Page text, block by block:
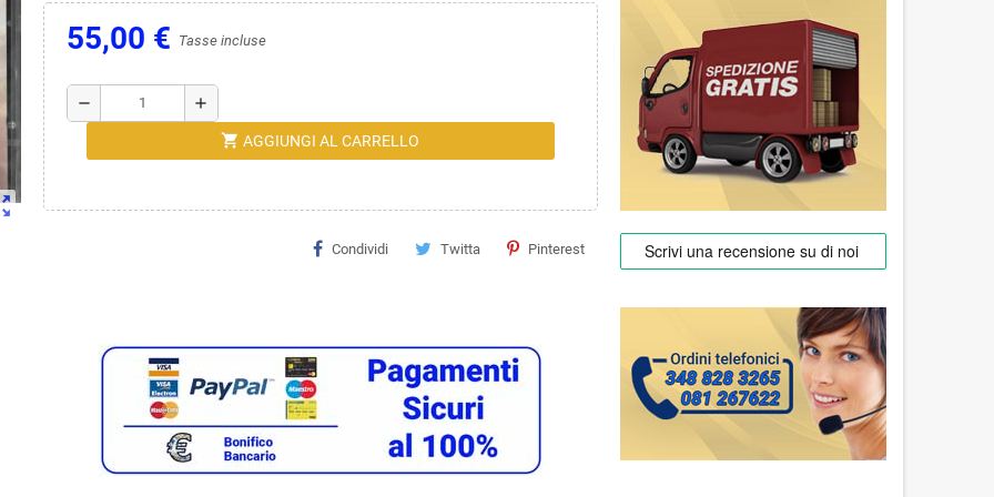
55,00 € Tasse incluse
remove add
shopping_cart AGGIUNGI AL CARRELLO
Condividi Twitta Pinterest